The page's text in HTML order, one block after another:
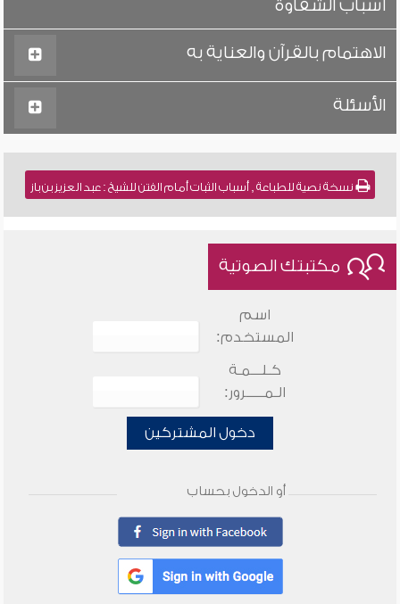
أسباب الشقاوة
الاهتمام بالقرآن والعناية به
الأسئلة
نسخة نصية للطباعة , أسباب الثبات أمام الفتن للشيخ : عبد العزيز بن باز
مكتبتك الصوتية
اسم
المستخدم:
كـلـــمـة
الـمـــــرور:
دخول المشتركين
أو الدخول بحساب